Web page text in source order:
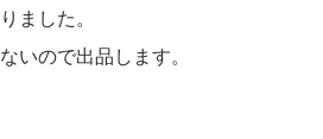
ました。
いので出品します。